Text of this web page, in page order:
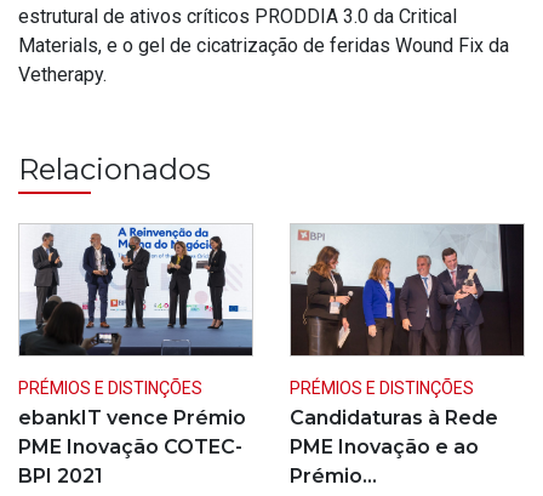
estrutural de ativos críticos PRODDIA 3.0 da Critical
Materials, e o gel de cicatrização de feridas Wound Fix da
Vetherapy.
Relacionados
PRÉMIOS E DISTINÇÕES
ebankIT vence Prémio
PME Inovação COTEC-
BPI 2021
PRÉMIOS E DISTINÇÕES
Candidaturas à Rede
PME Inovação e ao
Prémio…